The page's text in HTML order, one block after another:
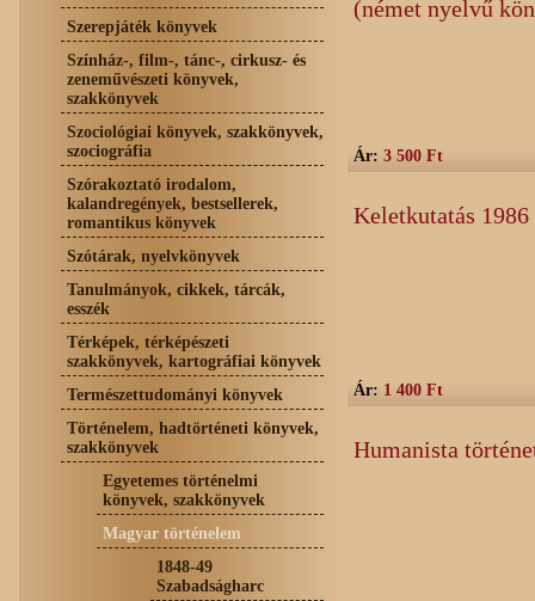
Szerepjáték könyvek
Színház-, film-, tánc-, cirkusz- és
zeneművészeti könyvek,
szakkönyvek
Szociológiai könyvek, szakkönyvek,
szociográfia
Szórakoztató irodalom,
kalandregények, bestsellerek,
romantikus könyvek
Szótárak, nyelvkönyvek
Tanulmányok, cikkek, tárcák,
esszék
Térképek, térképészeti
szakkönyvek, kartográfiai könyvek
Természettudományi könyvek
Történelem, hadtörténeti könyvek,
szakkönyvek
Egyetemes történelmi
könyvek, szakkönyvek
Magyar történelem
1848-49
Szabadságharc
(német nyelvű
Ár: 3 500 Ft
Keletkutatás
Ár: 1 400 Ft
Humanista